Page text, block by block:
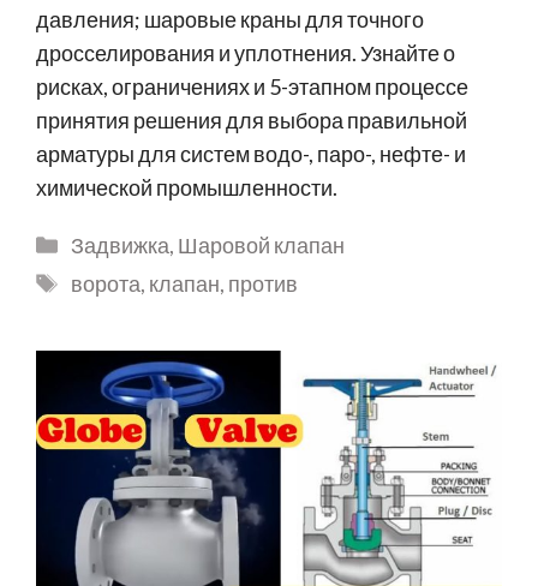
давления; шаровые краны для точного
дросселирования и уплотнения. Узнайте о
рисках, ограничениях и 5-этапном процессе
принятия решения для выбора правильной
арматуры для систем водо-, паро-, нефте- и
химической промышленности.
Задвижка, Шаровой клапан
ворота, клапан, против